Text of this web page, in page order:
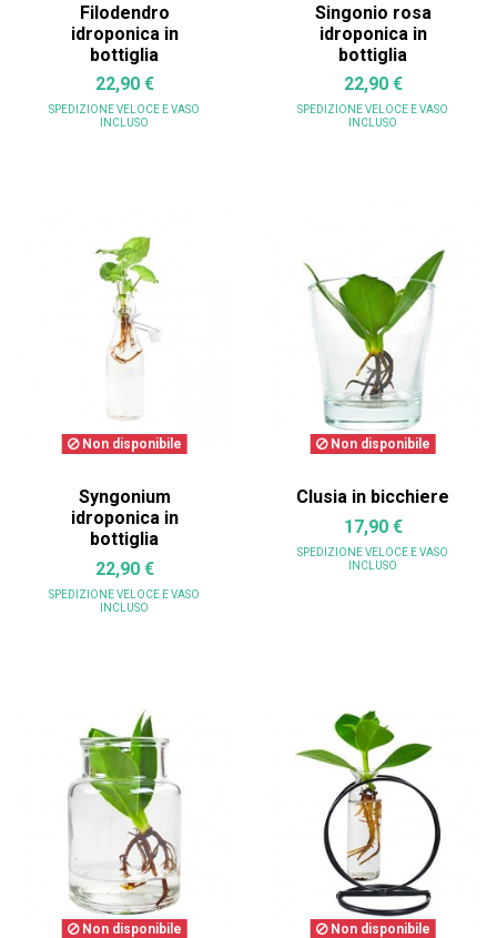
Filodendro
idroponica in
bottiglia
22,90 €
SPEDIZIONE VELOCE E VASO
INCLUSO
Singonio rosa
idroponica in
bottiglia
22,90 €
SPEDIZIONE VELOCE E VASO
INCLUSO
Non disponibile
Syngonium
idroponica in
bottiglia
22,90 €
SPEDIZIONE VELOCE E VASO
INCLUSO
Non disponibile
Clusia in bicchiere
17,90 €
SPEDIZIONE VELOCE E VASO
INCLUSO
Non disponibile Non disponibile